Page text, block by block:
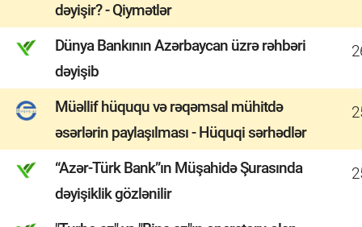
dəyişir? - Qiymətlər
Dünya Bankının Azərbaycan üzrə rəhbəri
dəyişib
Müəllif hüququ və rəqəmsal mühitdə
əsərlərin paylaşılması - Hüquqi sərhədlər
“Azər-Türk Bank”ın Müşahidə Şurasında
dəyişiklik gözlənilir